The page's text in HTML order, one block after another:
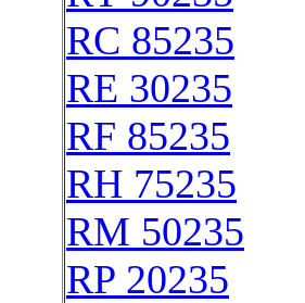
RC 85235
RE 30235
RF 85235
RH 75235
RM 50235
RP 20235